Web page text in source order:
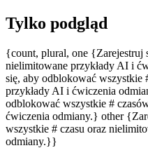
Tylko podgląd
{count, plural, one {Zarejestruj
nielimitowane przykłady AI i
się, aby odblokować wszystkie
przykłady AI i ćwiczenia
odblokować wszystkie #
ćwiczenia odmiany.} other
wszystkie # czasu oraz
odmiany.}}